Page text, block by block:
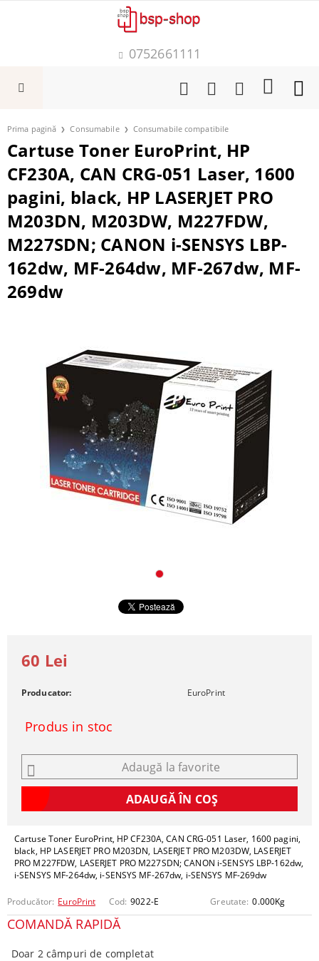
0752661111
Prima pagină Consumabile Consumabile compatibile
Cartuse Toner EuroPrint, HP
CF230A, CAN CRG-051 Laser, 1600
pagini, black, HP LASERJET PRO
M203DN, M203DW, M227FDW,
M227SDN; CANON i-SENSYS LBP-
162dw, MF-264dw, MF-267dw, MF-
269dw
Cartuse Toner EuroPrint, HP CF230A, CAN CRG-051 Laser, 1600 pagini,
black, HP LASERJET PRO M203DN, LASERJET PRO M203DW, LASERJET
PRO M227FDW, LASERJET PRO M227SDN; CANON i-SENSYS LBP-162dw,
i-SENSYS MF-264dw, i-SENSYS MF-267dw, i-SENSYS MF-269dw
Producător: EuroPrint Cod: 9022-E Greutate: 0.000Kg
COMANDĂ RAPIDĂ
Doar 2 câmpuri de completat
60 Lei
Producator: EuroPrint
Produs in stoc
Adaugă la favorite